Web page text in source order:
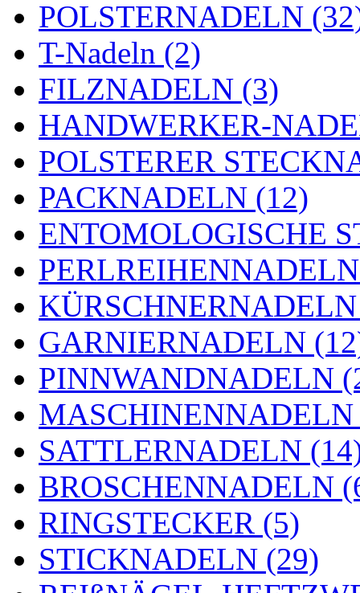
POLSTERNADELN
T-Nadeln (2)
FILZNADELN (3)
HANDWERKER-
POLSTERER
PACKNADELN (12)
ENTOMOLOGISCHE
GARNIERNADELN
PINNWANDNADELN
MASCHINENNADELN
SATTLERNADELN
BROSCHENNADELN
RINGSTECKER (5)
STICKNADELN (29)